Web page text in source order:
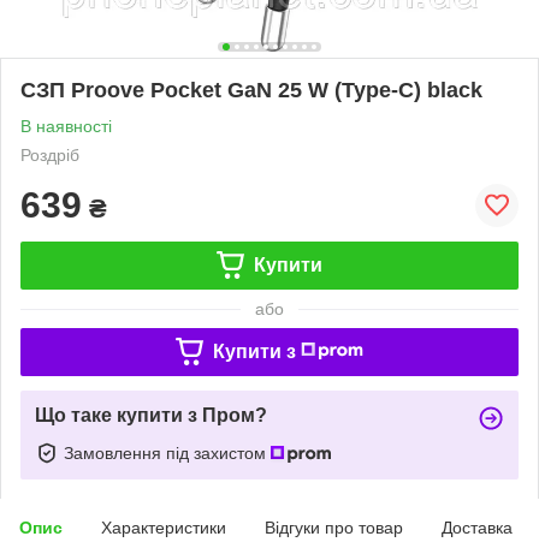
СЗП Proove Pocket GaN 25 W (Type-C) black
В наявності
Роздріб
639 ₴
Купити
або
Купити з
Що таке купити з Пром?
Замовлення під захистом
Опис Характеристики Відгуки про товар Доставка